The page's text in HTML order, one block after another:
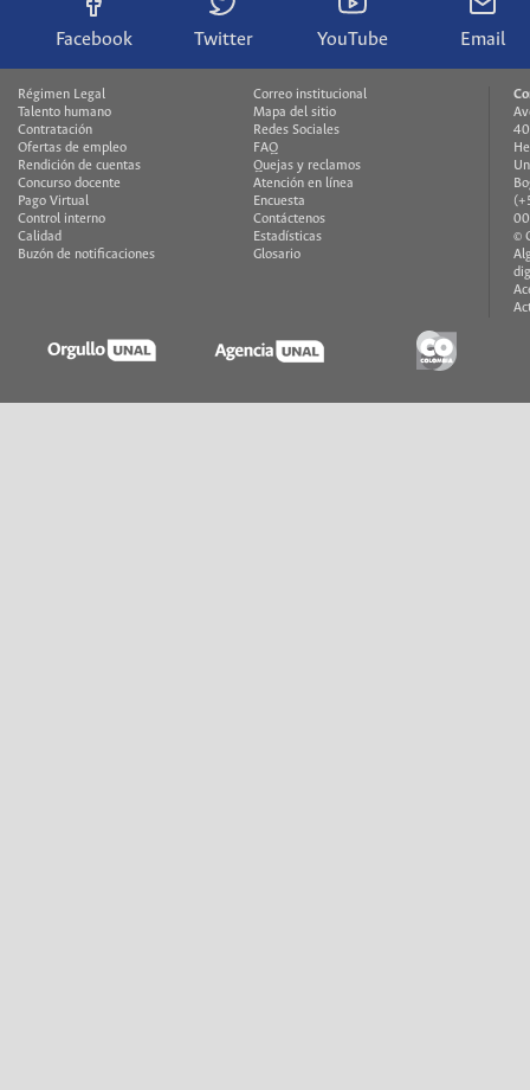
Facebook Twitter YouTube Email
Régimen Legal
Talento humano
Contratación
Ofertas de empleo
Rendición de cuentas
Concurso docente
Pago Virtual
Control interno
Calidad
Buzón de notificaciones
Correo institucional
Mapa del sitio
Redes Sociales
FAQ
Quejas y reclamos
Atención en línea
Encuesta
Contáctenos
Estadísticas
Glosario
©